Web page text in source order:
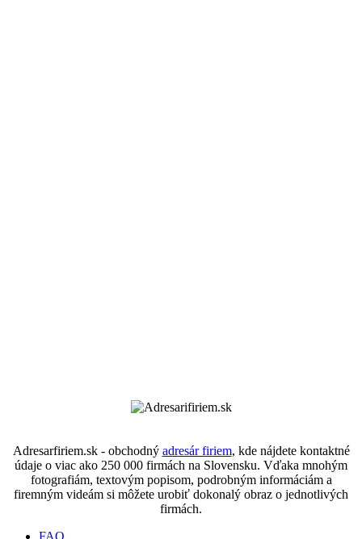
Adresarfiriem.sk - obchodný adresár firiem, kde nájdete kontaktné
údaje o viac ako 250 000 firmách na Slovensku. Vďaka mnohým
fotografiám, textovým popisom, podrobným informáciám a
firemným videám si môžete urobiť dokonalý obraz o jednotlivých
firmách.
Táto webová lokalita používa
súbory cookie.
návštevnosti. Informácie o vašom používaní našej stránky zdieľame aj s
našimi reklamnými a analytickými partnermi, ktorí ich môžu kombinovať
s inými informáciami, ktoré ste im poskytli alebo ktoré zhromaždili pri
používaní ich služieb.Prečítať viac